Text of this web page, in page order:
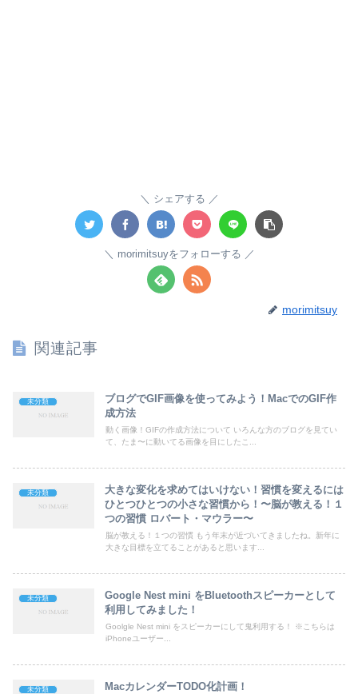
シェアする
morimitsuyをフォローする
morimitsuy
関連記事
未分類
ブログでGIF画像を使ってみよう！MacでのGIF作
成方法
動く画像！GIFの作成方法について いろんな方のブログを見てい
て、たま〜に動いてる画像を目にしたこ...
未分類
大きな変化を求めてはいけない！習慣を変えるには
ひとつひとつの小さな習慣から！〜脳が教える！１
つの習慣 ロバート・マウラー〜
脳が教える！１つの習慣 もう年末が近づいてきましたね。新年に
大きな目標を立てることがあると思います...
未分類
Google Nest mini をBluetoothスピーカーとして
利用してみました！
Goolgle Nest mini をスピーカーにして鬼利用する！ ※こちらは
iPhoneユーザー...
未分類 MacカレンダーTODO化計画！